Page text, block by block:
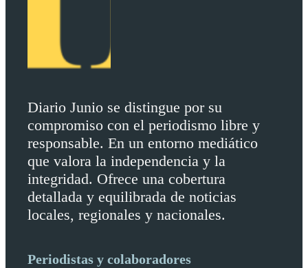
Diario Junio se distingue por su
compromiso con el periodismo libre y
responsable. En un entorno mediático
que valora la independencia y la
integridad. Ofrece una cobertura
detallada y equilibrada de noticias
locales, regionales y nacionales.
Periodistas y colaboradores